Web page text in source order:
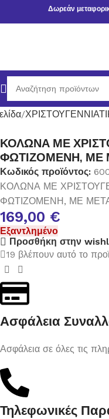
Δωρεάν
ΚΟΛΩΝΑ ΜΕ
ΦΩΤΙΖΟΜΕΝΗ, ΜΕ
Κωδικός προϊόντος:
ΚΟΛΩΝΑ ΜΕ
ΦΩΤΙΖΟΜΕΝΗ, ΜΕ
169,00 €
Εξαντλημένο
Προσθήκη στην
19 βλέπουν αυτό το
Ασφάλεια
Ασφάλεια σε όλες τις
Τηλεφωνικές